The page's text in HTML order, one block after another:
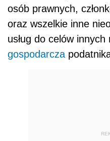
osób prawnych,
oraz wszelkie inne
usług do celów innych
gospodarcza